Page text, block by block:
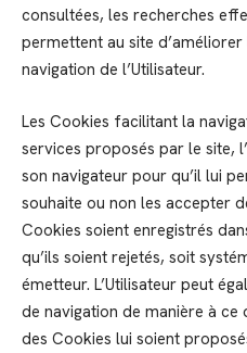
consultées, les recherches
permettent au site
navigation de l’Utilisateur.
Les Cookies facilitant la
services proposés par le site,
son navigateur pour qu’il lui
souhaite ou non les accepter
Cookies soient enregistrés
qu’ils soient rejetés, soit
émetteur. L’Utilisateur peut
de navigation de manière à
des Cookies lui soient